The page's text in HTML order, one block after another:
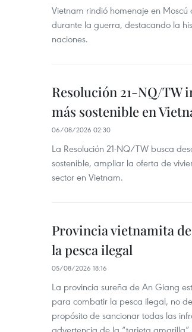
Vietnam rindió homenaje en
durante la guerra, destacando la
naciones.
Resolución 21-NQ/
más sostenible en
06/08/2026 02:30
La Resolución 21-NQ/TW busca
sostenible, ampliar la oferta de
sector en Vietnam.
Provincia vietnamita
la pesca ilegal
05/08/2026 18:16
La provincia sureña de An Giang
para combatir la pesca ilegal, no
propósito de sancionar todas las
advertencia de la “tarjeta